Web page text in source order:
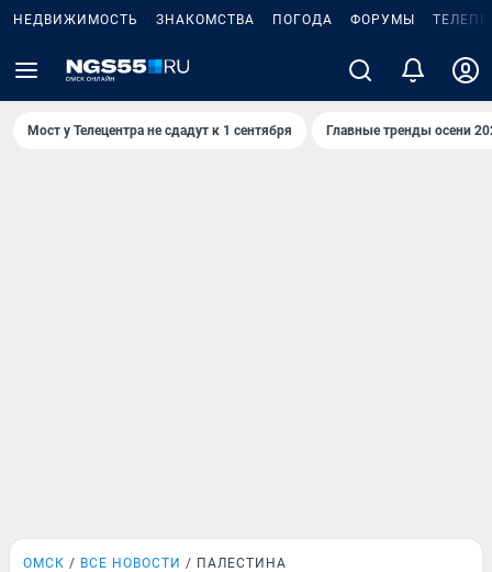
НЕДВИЖИМОСТЬ ЗНАКОМСТВА ПОГОДА ФОРУМЫ
Мост у Телецентра не сдадут к 1 сентября Главные тренды осени
ОМСК ВСЕ НОВОСТИ ПАЛЕСТИНА